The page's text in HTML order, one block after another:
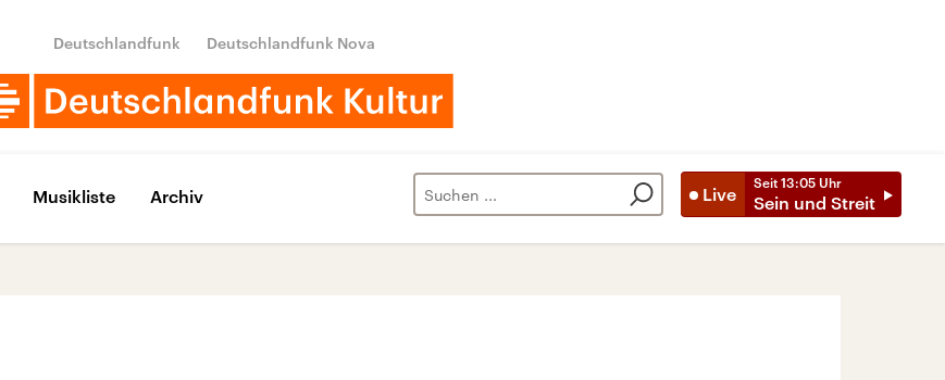
Deutschlandfunk Deutschlandfunk Nova
Live
Seit 13:05 Uhr
Sein und Streit
Musikliste Archiv